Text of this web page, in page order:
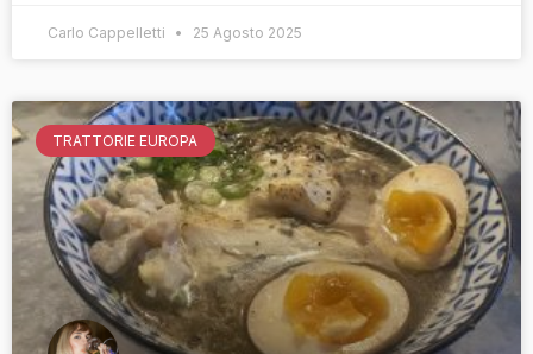
Carlo Cappelletti 25 Agosto 2025
TRATTORIE EUROPA